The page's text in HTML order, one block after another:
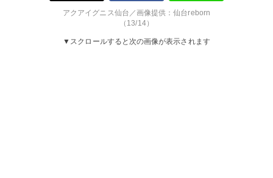
アクアイグニス仙台／画像提供：仙台reborn
（13/14）
▼スクロールすると次の画像が表示されます